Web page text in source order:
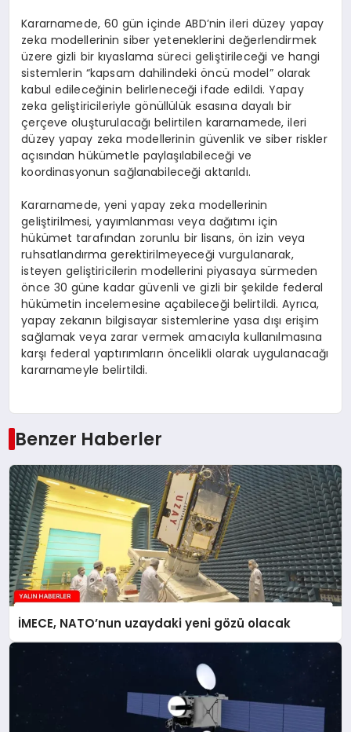
Kararnamede, 60 gün içinde ABD’nin ileri düzey yapay
zeka modellerinin siber yeteneklerini değerlendirmek
üzere gizli bir kıyaslama süreci geliştirileceği ve hangi
sistemlerin “kapsam dahilindeki öncü model” olarak
kabul edileceğinin belirleneceği ifade edildi. Yapay
zeka geliştiricileriyle gönüllülük esasına dayalı bir
çerçeve oluşturulacağı belirtilen kararnamede, ileri
düzey yapay zeka modellerinin güvenlik ve siber riskler
açısından hükümetle paylaşılabileceği ve
koordinasyonun sağlanabileceği aktarıldı.
Kararnamede, yeni yapay zeka modellerinin
geliştirilmesi, yayımlanması veya dağıtımı için
hükümet tarafından zorunlu bir lisans, ön izin veya
ruhsatlandırma gerektirilmeyeceği vurgulanarak,
isteyen geliştiricilerin modellerini piyasaya sürmeden
önce 30 güne kadar güvenli ve gizli bir şekilde federal
hükümetin incelemesine açabileceği belirtildi. Ayrıca,
yapay zekanın bilgisayar sistemlerine yasa dışı erişim
sağlamak veya zarar vermek amacıyla kullanılmasına
karşı federal yaptırımların öncelikli olarak uygulanacağı
kararnameyle belirtildi.
Benzer Haberler
İMECE, NATO’nun uzaydaki yeni gözü olacak